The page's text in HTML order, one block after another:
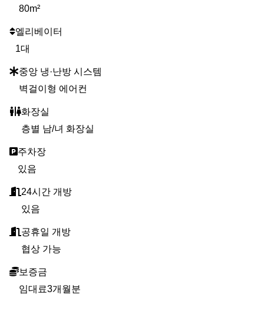
80m²
엘리베이터
1대
중앙 냉·난방 시스템
벽걸이형 에어컨
화장실
층별 남/녀 화장실
주차장
있음
24시간 개방
있음
공휴일 개방
협상 가능
보증금
임대료3개월분